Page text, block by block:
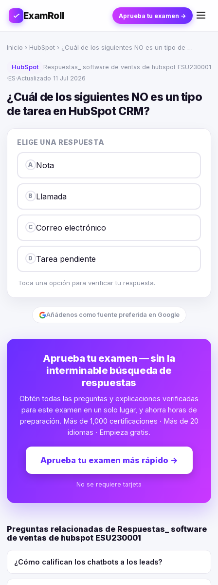
ExamRoll Aprueba tu examen →
Inicio › HubSpot › ¿Cuál de los siguientes NO es un tipo de …
HubSpot
Respuestas_ software de ventas de hubspot ESU230001
·ES·Actualizado 11 Jul 2026
¿Cuál de los siguientes NO es un tipo
de tarea en HubSpot CRM?
ELIGE UNA RESPUESTA
A Nota
B Llamada
C Correo electrónico
D Tarea pendiente
Toca una opción para verificar tu respuesta.
Añádenos como fuente preferida en Google
Aprueba tu examen — sin la
interminable búsqueda de
respuestas
Obtén todas las preguntas y explicaciones verificadas
para este examen en un solo lugar, y ahorra horas de
preparación. Más de 1,000 certificaciones · Más de 20
idiomas · Empieza gratis.
Aprueba tu examen más rápido →
No se requiere tarjeta
Preguntas relacionadas de Respuestas_ software
de ventas de hubspot ESU230001
¿Cómo califican los chatbots a los leads?